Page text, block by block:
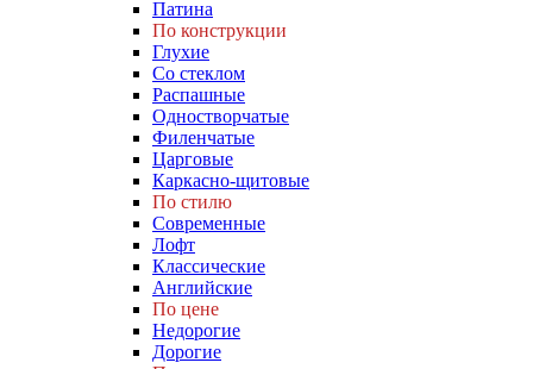
Патина
По конструкции
Глухие
Со стеклом
Распашные
Одностворчатые
Филенчатые
Царговые
Каркасно-щитовые
По стилю
Современные
Лофт
Классические
Английские
По цене
Недорогие
Дорогие